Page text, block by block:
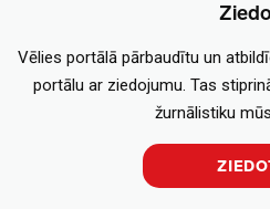
Vēlies portālā pārbaudītu un
portālu ar ziedojumu. Tas
žurnālistiku